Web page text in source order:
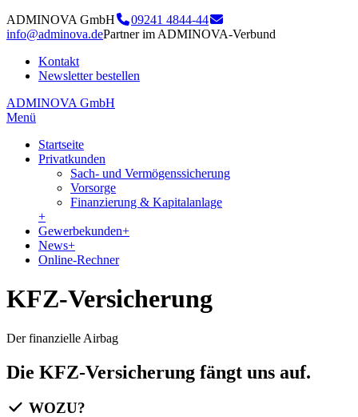
ADMINOVA GmbH
09241 4844-44
info@adminova.dePartner im ADMINOVA-Verbund
Kontakt
Newsletter bestellen
ADMINOVA GmbH
Menü
Startseite
Privatkunden
Sach- und Vermögenssicherung
Vorsorge
Finanzierung & Kapitalanlage
+
Gewerbekunden+
News+
Online-Rechner
KFZ-Versicherung
Der finanzielle Airbag
Die KFZ-Versicherung fängt uns auf.
WOZU?